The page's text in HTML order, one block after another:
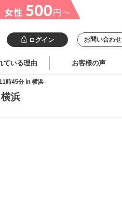
ログイン お問い合わせ
ている理由 お客様の声
時45分 in 横浜
浜